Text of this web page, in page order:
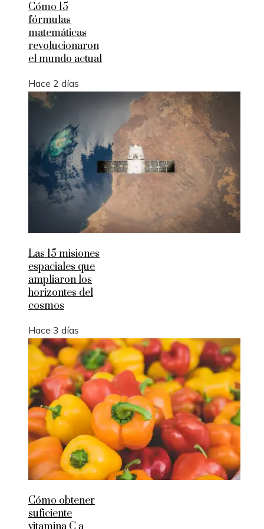
Cómo 15
fórmulas
matemáticas
revolucionaron
el mundo actual
Hace 2 días
Las 15 misiones
espaciales que
ampliaron los
horizontes del
cosmos
Hace 3 días
Cómo obtener
suficiente